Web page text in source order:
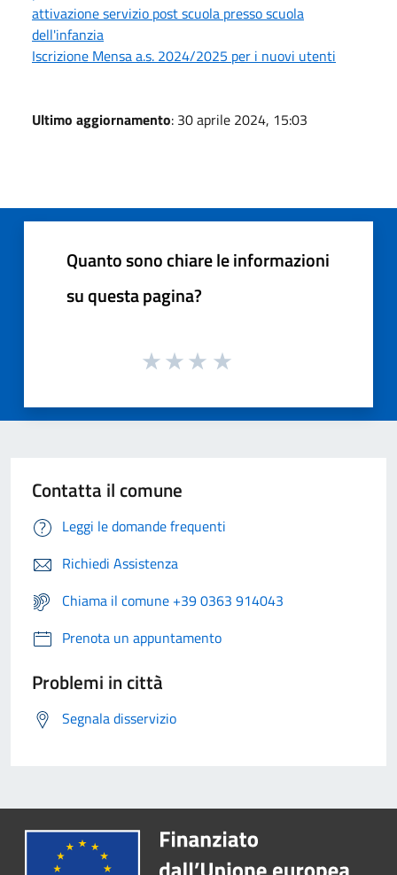
attivazione servizio post scuola presso scuola
dell'infanzia
Iscrizione Mensa a.s. 2024/2025 per i nuovi utenti
Ultimo aggiornamento: 30 aprile 2024, 15:03
Quanto sono chiare le informazioni
su questa pagina?
Contatta il comune
Leggi le domande frequenti
Richiedi Assistenza
Chiama il comune +39 0363 914043
Prenota un appuntamento
Problemi in città
Segnala disservizio